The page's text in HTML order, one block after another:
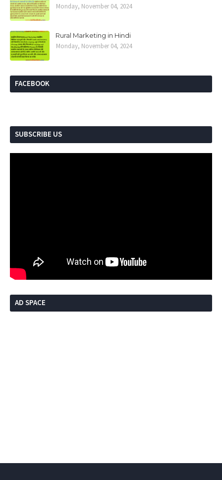
Monday, November 04, 2024
Rural Marketing in Hindi
Monday, November 04, 2024
FACEBOOK
SUBSCRIBE US
AD SPACE